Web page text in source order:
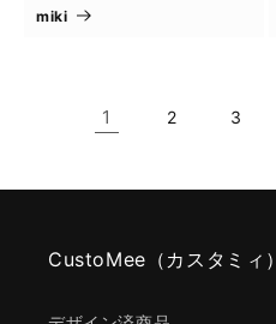
miki
1 2 3
CustoMee（カスタミィ